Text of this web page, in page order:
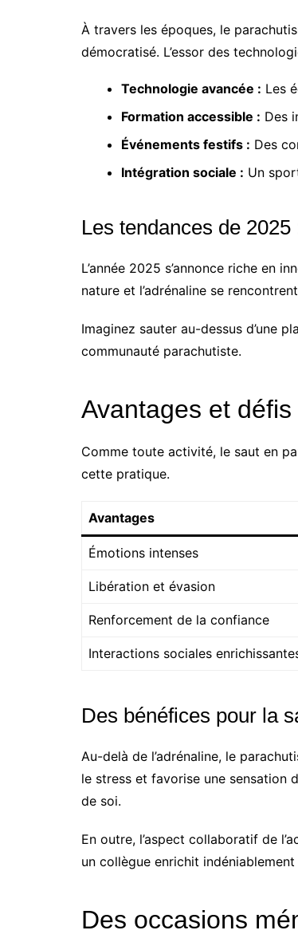
À travers les époques, le
démocratisé. L’essor des
Technologie avancée : Les
Formation accessible : Des
Événements festifs : Des
Intégration sociale : Un
Les tendances de
L’année 2025 s’annonce riche en
nature et l’adrénaline se
Imaginez sauter au-dessus d’une
communauté parachutiste.
Avantages et
Comme toute activité, le saut en
cette pratique.
Avantages
Émotions intenses
Libération et évasion
Renforcement de la confiance
Interactions sociales
Des bénéfices pour la
Au-delà de l’adrénaline, le
le stress et favorise une sensation
de soi.
En outre, l’aspect collaboratif de
un collègue enrichit indéniablement
Des occasions